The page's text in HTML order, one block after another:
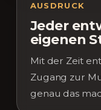
AUSDRUCK
Jeder
eigenen
Mit der Zeit
Zugang zur
genau das